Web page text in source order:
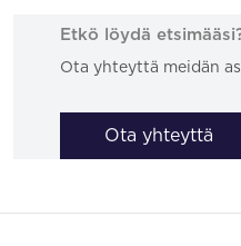
Etkö löydä
Ota yhteyttä meidän
Ota yhteyttä